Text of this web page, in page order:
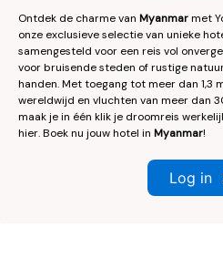
Ontdek de charme van Myanmarmet
onze exclusieve selectie van unieke
samengesteld voor een reis vol
voor bruisende steden of rustige
handen. Met toegang tot meer dan 1,3
wereldwijd en vluchten van meer dan
maak je in één klik je droomreis
hier. Boek nu jouw hotel in Myanmar!
Log in